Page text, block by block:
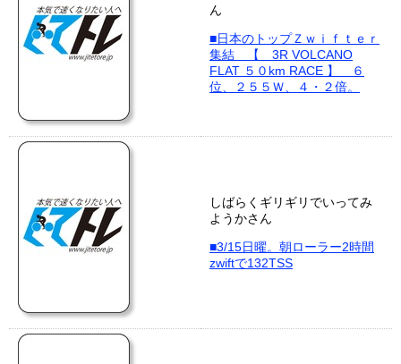
ん
■日本のトップＺｗｉｆｔｅｒ
集結 【 3R VOLCANO
FLAT ５０km RACE 】 ６
位、２５５Ｗ、４・２倍。
しばらくギリギリでいってみ
ようかさん
■3/15日曜。朝ローラー2時間
zwiftで132TSS